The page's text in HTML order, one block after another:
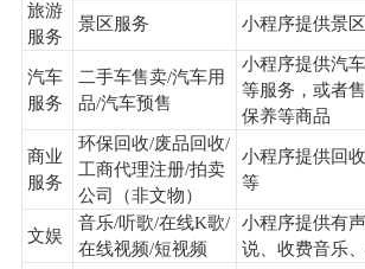
旅游
服务
景区服务 小程序提供景
汽车
服务
二手车售卖/汽车用
品/汽车预售
小程序提供汽
等服务，或者
保养等商品
商业
服务
环保回收/废品回收/
工商代理注册/拍卖
公司（非文物）
小程序提供回
等
文娱
音乐/听歌/在线K歌/
在线视频/短视频
小程序提供有
说、收费音乐